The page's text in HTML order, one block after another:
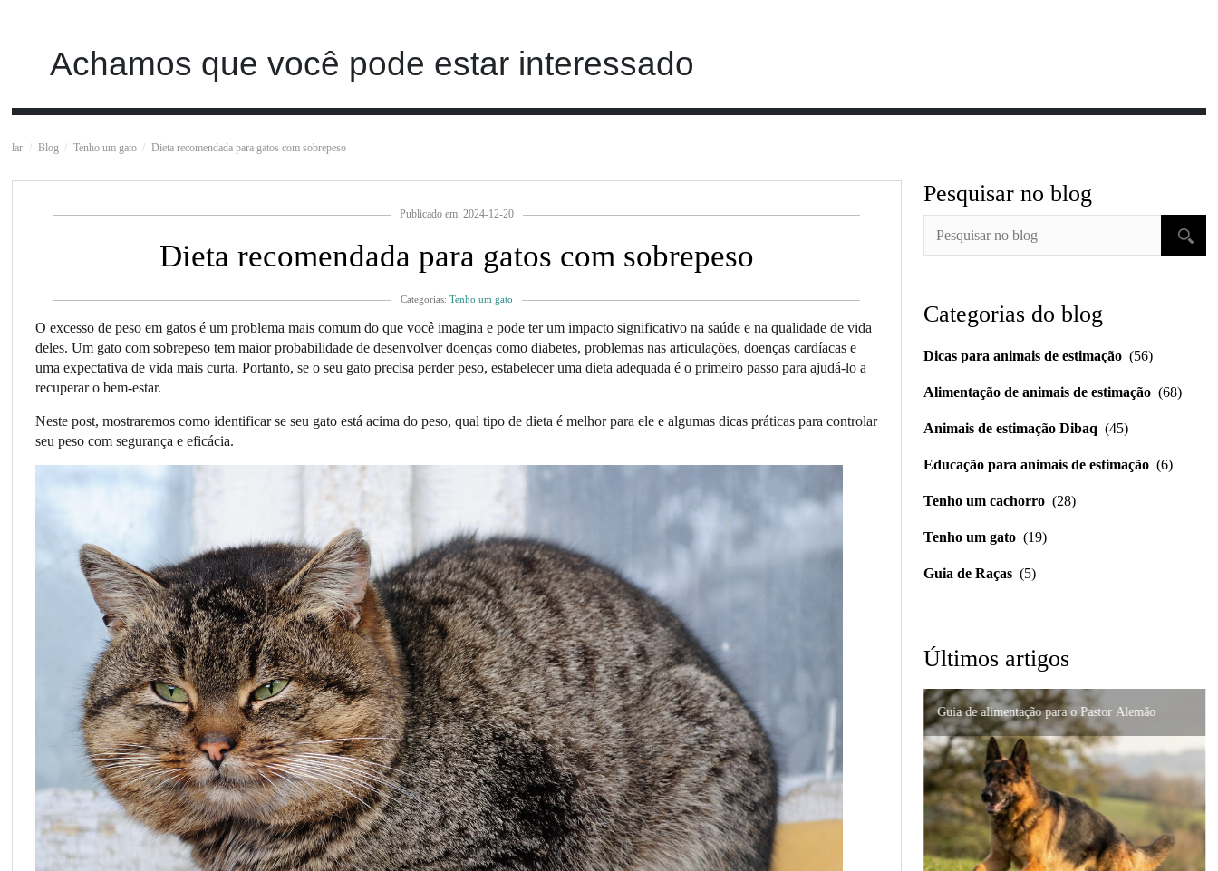
Achamos que você pode estar interessado
lar Blog Tenho um gato Dieta recomendada para gatos com sobrepeso
Publicado em: 2024-12-20
Dieta recomendada para gatos com sobrepeso
Categorias:Tenho um gato
O excesso de peso em gatos é um problema mais comum do que você imagina e pode ter um impacto significativo na saúde e na qualidade de vida
deles. Um gato com sobrepeso tem maior probabilidade de desenvolver doenças como diabetes, problemas nas articulações, doenças cardíacas e
uma expectativa de vida mais curta. Portanto, se o seu gato precisa perder peso, estabelecer uma dieta adequada é o primeiro passo para ajudá-lo a
recuperar o bem-estar.
Neste post, mostraremos como identificar se seu gato está acima do peso, qual tipo de dieta é melhor para ele e algumas dicas práticas para controlar
seu peso com segurança e eficácia.
Pesquisar no blog
Categorias do blog
Dicas para animais de estimação (56)
Alimentação de animais de estimação (68)
Animais de estimação Dibaq (45)
Educação para animais de estimação (6)
Tenho um cachorro (28)
Tenho um gato (19)
Guia de Raças (5)
Últimos artigos
Nutrição de alta qualidade para gatos persas:
como prevenir problemas
Guia de alimentação para o Pastor Alemão Importância da formulação precisa em distúrbios
digestivos
Suporte urinário e renal em gatos: um guia
completo para cuidar do seu felino.